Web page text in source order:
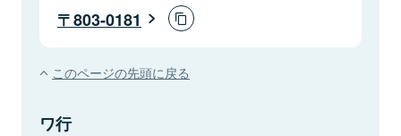
803-0181
このページの先頭に戻る
ワ行